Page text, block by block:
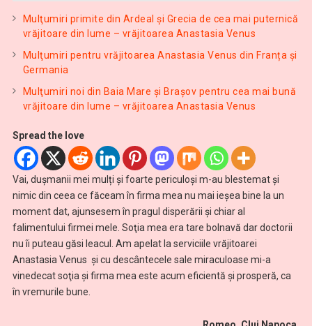
Mulţumiri primite din Ardeal și Grecia de cea mai puternică
vrăjitoare din lume – vrăjitoarea Anastasia Venus
Mulţumiri pentru vrăjitoarea Anastasia Venus din Franța și
Germania
Mulţumiri noi din Baia Mare și Brașov pentru cea mai bună
vrăjitoare din lume – vrăjitoarea Anastasia Venus
Spread the love
Vai, duşmanii mei mulți și foarte periculoși m-au blestemat şi
nimic din ceea ce făceam în firma mea nu mai ieşea bine la un
moment dat, ajunsesem în pragul disperării și chiar al
falimentului firmei mele. Soţia mea era tare bolnavă dar doctorii
nu îi puteau găsi leacul. Am apelat la serviciile vrăjitoarei
Anastasia Venus şi cu descântecele sale miraculoase mi-a
vinedecat soţia şi firma mea este acum eficientă și prosperă, ca
în vremurile bune.